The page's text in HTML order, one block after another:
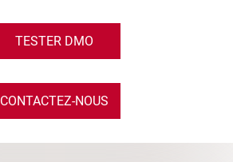
TESTER DMO
CONTACTEZ-NOUS